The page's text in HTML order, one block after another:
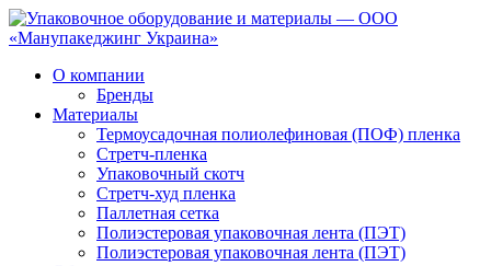
О компании
Бренды
Материалы
Термоусадочная полиолефиновая (ПОФ) пленка
Стретч-пленка
Упаковочный скотч
Стретч-худ пленка
Паллетная сетка
Полиэстеровая упаковочная лента (ПЭТ)
Полиэстеровая упаковочная лента (ПЭТ)